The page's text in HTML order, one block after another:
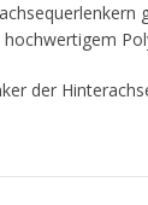
hochwertigem
der